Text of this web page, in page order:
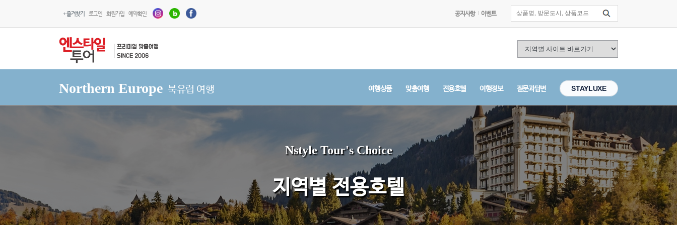
+ 즐겨찾기 로그인 회원가입 예약확인 공지사항 이벤트
Northern Europe 북유럽 여행 여행상품 맞춤여행 전용호텔 여행정보 질문과답변 STAYLUXE
Nstyle Tour's Choice
지역별 전용호텔